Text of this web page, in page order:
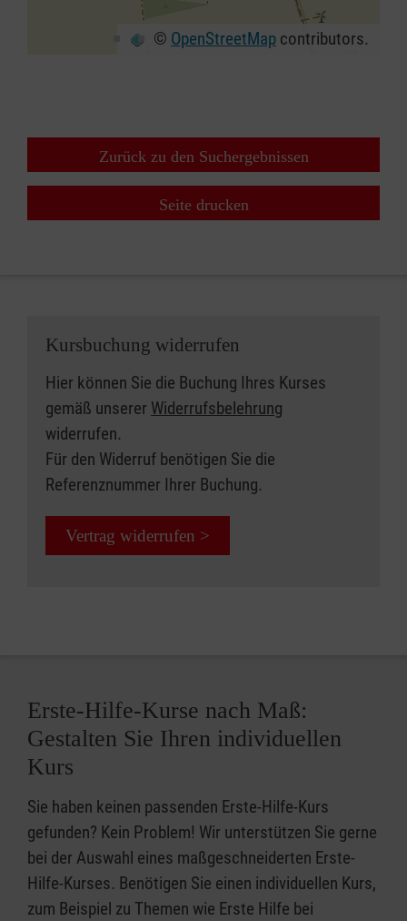
© OpenStreetMap contributors.
Zurück zu den Suchergebnissen
Seite drucken
Kursbuchung widerrufen
Hier können Sie die Buchung Ihres Kurses
gemäß unserer Widerrufsbelehrung
widerrufen.
Für den Widerruf benötigen Sie die
Referenznummer Ihrer Buchung.
Vertrag widerrufen >
Erste-Hilfe-Kurse nach Maß:
Gestalten Sie Ihren individuellen
Kurs
Sie haben keinen passenden Erste-Hilfe-Kurs
gefunden? Kein Problem! Wir unterstützen Sie gerne
bei der Auswahl eines maßgeschneiderten Erste-
Hilfe-Kurses. Benötigen Sie einen individuellen Kurs,
zum Beispiel zu Themen wie Erste Hilfe bei